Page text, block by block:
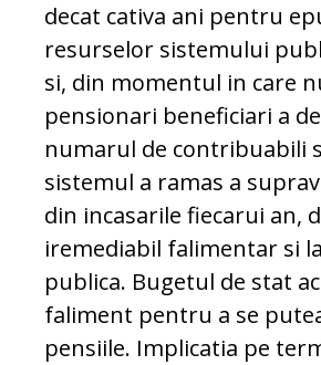
decat cativa ani pentru
resurselor sistemului
si, din momentul in care
pensionari beneficiari a
numarul de contribuabili
sistemul a ramas a
din incasarile fiecarui an,
iremediabil falimentar si
publica. Bugetul de stat
faliment pentru a se
pensiile. Implicatia pe